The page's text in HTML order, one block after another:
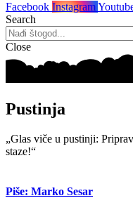
Facebook Instagram
Search
Close
Pustinja
„Glas viče u pustinji:
staze!“
Piše: Marko Sesar